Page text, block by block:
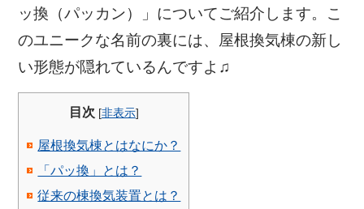
ッ換（パッカン）」についてご紹介します。こ
のユニークな名前の裏には、屋根換気棟の新し
い形態が隠れているんですよ♫
目次 [非表示]
屋根換気棟とはなにか？
「パッ換」とは？
従来の棟換気装置とは？